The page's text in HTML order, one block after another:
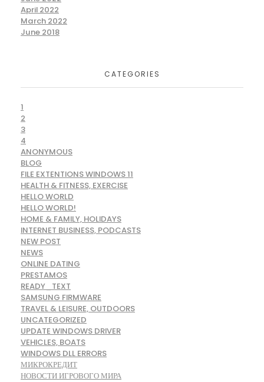
April 2022
March 2022
June 2018
CATEGORIES
1
2
3
4
ANONYMOUS
BLOG
FILE EXTENTIONS WINDOWS 11
HEALTH & FITNESS, EXERCISE
HELLO WORLD
HELLO WORLD!
HOME & FAMILY, HOLIDAYS
INTERNET BUSINESS, PODCASTS
NEW POST
NEWS
ONLINE DATING
PRESTAMOS
READY_TEXT
SAMSUNG FIRMWARE
TRAVEL & LEISURE, OUTDOORS
UNCATEGORIZED
UPDATE WINDOWS DRIVER
VEHICLES, BOATS
WINDOWS DLL ERRORS
МИКРОКРЕДИТ
НОВОСТИ ИГРОВОГО МИРА